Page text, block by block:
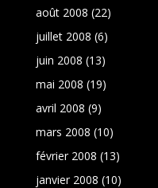
août 2008 (22)
juillet 2008 (6)
juin 2008 (13)
mai 2008 (19)
avril 2008 (9)
mars 2008 (10)
février 2008 (13)
janvier 2008 (10)